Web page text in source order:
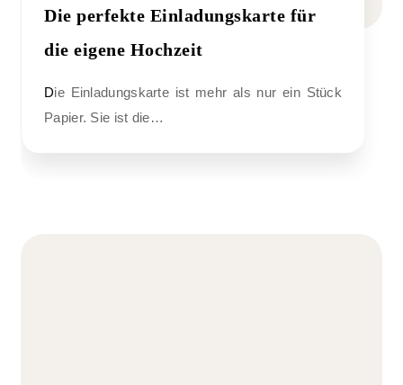
Die perfekte Einladungskarte für
die eigene Hochzeit
Die Einladungskarte ist mehr als nur ein Stück
Papier. Sie ist die…